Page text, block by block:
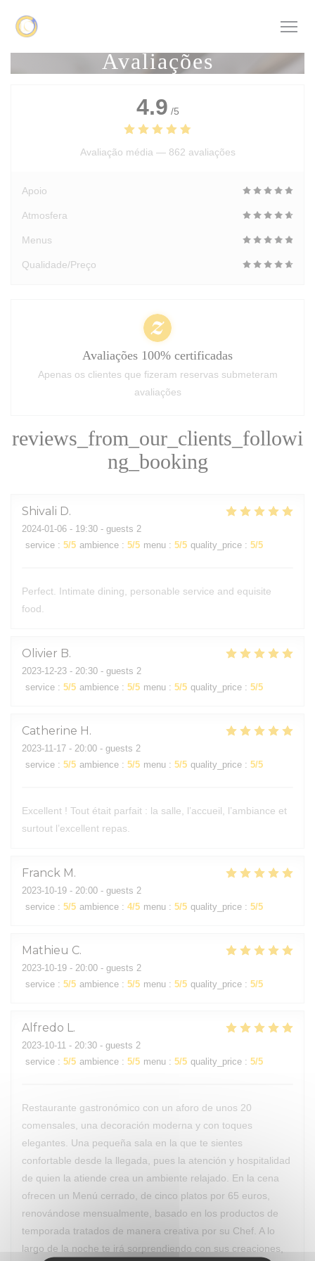
Avaliações
reviews_from_our_clients_followi
ng_booking
Shivali D
2024-01-06 - 19:30 - guests 2
service : 5/5 ambience : 5/5 menu : 5/5 quality_price : 5/5
Perfect. Intimate dining, personable service and equisite
food.
Olivier B
2023-12-23 - 20:30 - guests 2
service : 5/5 ambience : 5/5 menu : 5/5 quality_price : 5/5
Catherine H
2023-11-17 - 20:00 - guests 2
service : 5/5 ambience : 5/5 menu : 5/5 quality_price : 5/5
Excellent ! Tout était parfait : la salle, l’accueil, l’ambiance et
surtout l’excellent repas.
Franck M
2023-10-19 - 20:00 - guests 2
service : 5/5 ambience : 4/5 menu : 5/5 quality_price : 5/5
Mathieu C
2023-10-19 - 20:00 - guests 2
service : 5/5 ambience : 5/5 menu : 5/5 quality_price : 5/5
Alfredo L
2023-10-11 - 20:30 - guests 2
service : 5/5 ambience : 5/5 menu : 5/5 quality_price : 5/5
Restaurante gastronómico con un aforo de unos 20
comensales, una decoración moderna y con toques
elegantes. Una pequeña sala en la que te sientes
confortable desde la llegada, pues la atención y hospitalidad
de quien la atiende crea un ambiente relajado. En la cena
ofrecen un Menú cerrado, de cinco platos por 65 euros,
renovándose mensualmente, basado en los productos de
temporada tratados de manera creativa por su Chef. A lo
largo de la noche te irá sorprendiendo con sus creaciones,
4.9 /5
Avaliação média — 862 avaliações
Apoio
Atmosfera
Menus
Qualidade/Preço
Avaliações 100% certificadas
Apenas os clientes que fizeram reservas submeteram
avaliações